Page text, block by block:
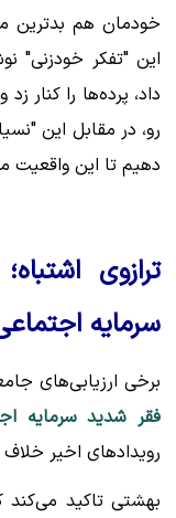
خودمان هم بدترین
این "تفکر خودزنی"
داد، پرده‌ها را کنار زد
رو، در مقابل این
دهیم تا این واقعیت
ترازوی
سرمایه
برخی ارزیابی‌های
فقر شدید سرمایه
رویدادهای اخیر خلاف
بهشتی تاکید می‌کند